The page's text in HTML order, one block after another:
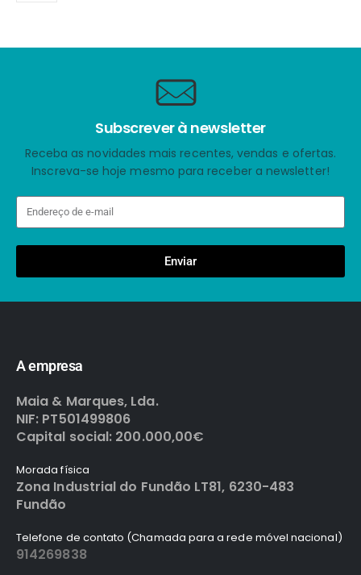
Subscrever à newsletter
Receba as novidades mais recentes, vendas e ofertas.
Inscreva-se hoje mesmo para receber a newsletter!
Enviar
A empresa
Maia & Marques, Lda.
NIF: PT501499806
Capital social: 200.000,00€
Morada física
Zona Industrial do Fundão LT81, 6230-483
Fundão
Telefone de contato (Chamada para a rede móvel nacional)
914269838